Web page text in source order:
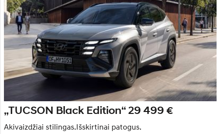
„TUCSON Black Edition“ 29 499 €
Akivaizdžiai stilingas.Išskirtinai patogus.